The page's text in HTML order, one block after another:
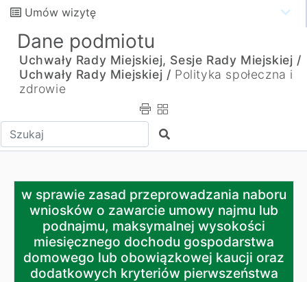
Umów wizytę
Dane podmiotu
Uchwały Rady Miejskiej, Sesje Rady Miejskiej /
Uchwały Rady Miejskiej / Polityka społeczna i
zdrowie
Wpisz tekst do wyszukania Szukaj
w sprawie zasad przeprowadzania naboru wniosków
w sprawie zasad przeprowadzania naboru
wniosków o zawarcie umowy najmu lub
podnajmu, maksymalnej wysokości
miesięcznego dochodu gospodarstwa
domowego lub obowiązkowej kaucji oraz
dodatkowych kryteriów pierwszeństwa